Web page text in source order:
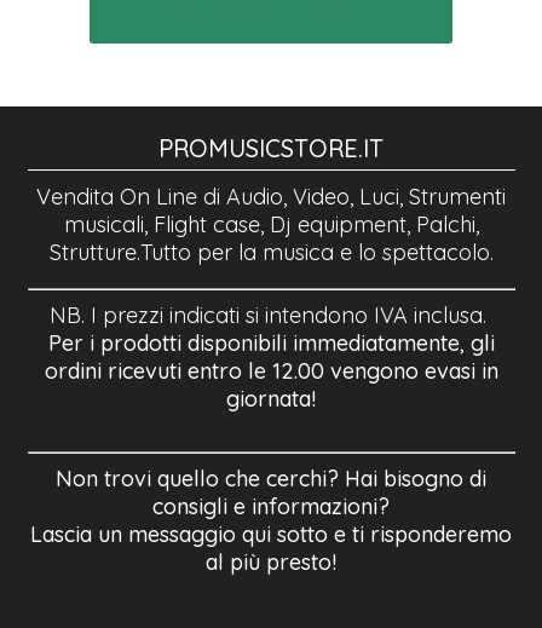
PROMUSICSTORE.IT
Vendita On Line di Audio, Video, Luci, Strumenti
musicali, Flight case, Dj equipment, Palchi,
Strutture.Tutto per la musica e lo spettacolo.
NB. I prezzi indicati si intendono IVA inclusa.
Per i prodotti disponibili immediatamente, gli
ordini ricevuti entro le 12.00 vengono evasi in
giornata!
Non trovi quello che cerchi? Hai bisogno di
consigli e informazioni?
Lascia un messaggio qui sotto e ti risponderemo
al più presto!